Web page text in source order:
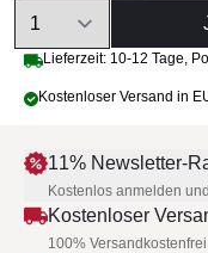
Quantity
Lieferzeit: 10-12 Tage,
Kostenloser Versand in
11% Newsletter-
Kostenlos anmelden
Kostenloser
100%